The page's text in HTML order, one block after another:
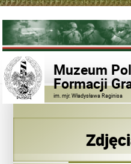
Muzeum
Formacji
im. mjr. Władysława Raginisa